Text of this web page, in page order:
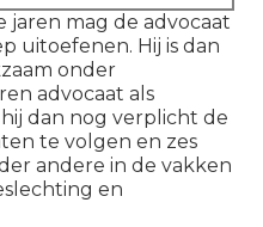
jaren mag de advocaat
uitoefenen. Hij is dan
onder
advocaat als
dan nog verplicht de
te volgen en zes
andere in de vakken
en